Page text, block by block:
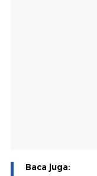
Baca juga: